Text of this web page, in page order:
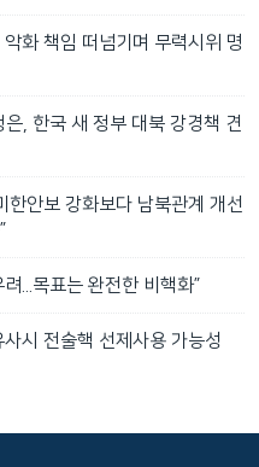
화 책임 떠넘기며 무력시위 명
, 한국 새 정부 대북 강경책 견
한안보 강화보다 남북관계 개선
...목표는 완전한 비핵화”
시 전술핵 선제사용 가능성